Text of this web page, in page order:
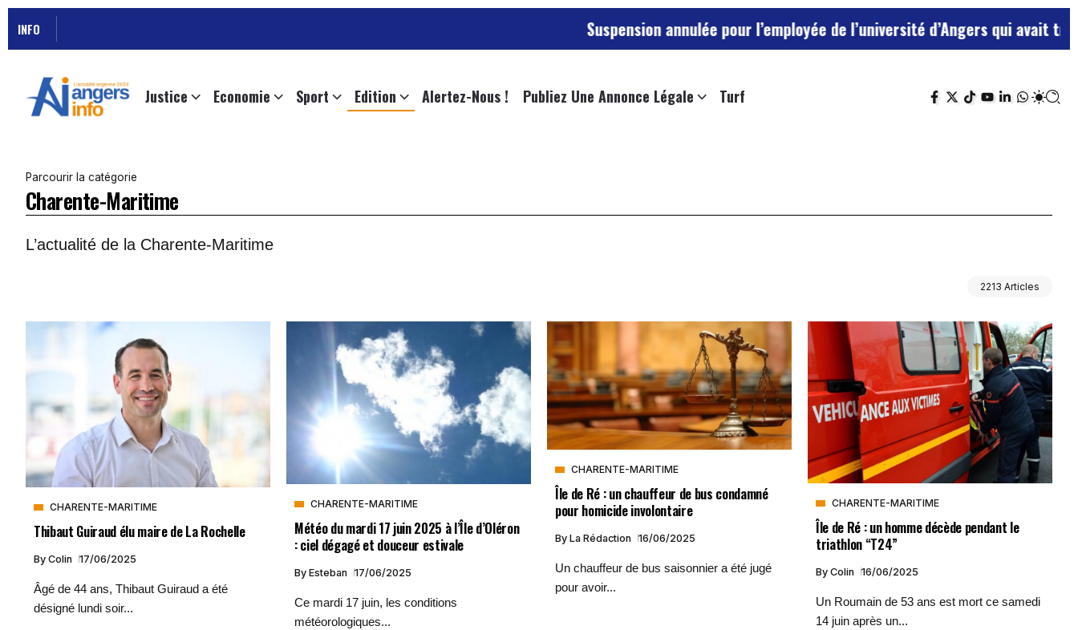
INFO Suspension annulée pour l’employée de l’université d’Angers qui avait traité ses
Justice Economie Sport Edition Alertez-Nous ! Publiez Une Annonce Légale Turf
Parcourir la catégorie
Charente-Maritime
L’actualité de la Charente-Maritime
2213 Articles
CHARENTE-MARITIME
Thibaut Guiraud élu maire de La Rochelle
By Colin 17/06/2025
Âgé de 44 ans, Thibaut Guiraud a été
désigné lundi soir...
CHARENTE-MARITIME
Météo du mardi 17 juin 2025 à l’Île d’Oléron
: ciel dégagé et douceur estivale
By Esteban 17/06/2025
Ce mardi 17 juin, les conditions
météorologiques...
CHARENTE-MARITIME
Île de Ré : un chauffeur de bus condamné
pour homicide involontaire
By La Rédaction 16/06/2025
Un chauffeur de bus saisonnier a été jugé
pour avoir...
CHARENTE-MARITIME
Île de Ré : un homme décède pendant le
triathlon “T24”
By Colin 16/06/2025
Un Roumain de 53 ans est mort ce samedi
14 juin après un...